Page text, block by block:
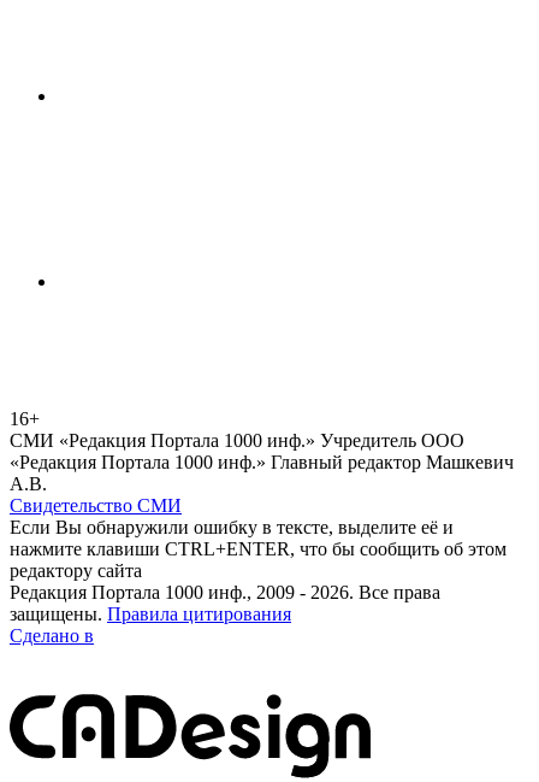
16+
СМИ «Редакция Портала 1000 инф.» Учредитель ООО
«Редакция Портала 1000 инф.» Главный редактор Машкевич
А.В.
Свидетельство СМИ
Если Вы обнаружили ошибку в тексте, выделите её и
нажмите клавиши CTRL+ENTER, что бы сообщить об этом
редактору сайта
Редакция Портала 1000 инф., 2009 - 2026. Все права
защищены. Правила цитирования
Сделано в